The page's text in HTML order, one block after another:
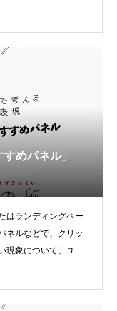
めパネル」
はランディングペー
ネルなどで、クリッ
現象について、ユー